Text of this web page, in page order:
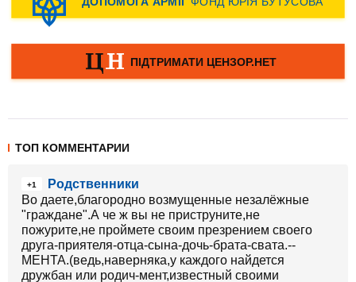
ТОП КОММЕНТАРИИ
+1
Родственники
Во даете,благородно возмущенные незалёжные
"граждане".А че ж вы не приструните,не
пожурите,не проймете своим презрением своего
друга-приятеля-отца-сына-дочь-брата-свата.--
МЕНТА.(ведь,наверняка,у каждого найдется
дружбан или родич-мент,известный своими